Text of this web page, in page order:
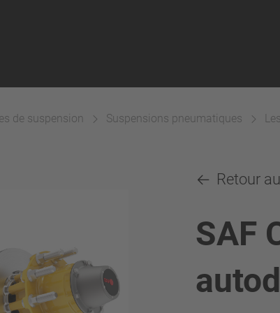
de suspension Suspensions pneumatiques
Retour
SAF